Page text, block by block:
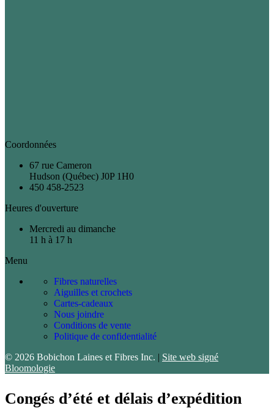
Coordonnées
67 rue Cameron
Hudson (Québec) J0P 1H0
450 458-2523
Heures d'ouverture
Mercredi au dimanche
11 h à 17 h
Menu
Fibres naturelles
Aiguilles et crochets
Cartes-cadeaux
Nous joindre
Conditions de vente
Politique de confidentialité
© 2026 Bobichon Laines et Fibres Inc. | Site web signé
Bloomologie
Congés d’été et délais d’expédition